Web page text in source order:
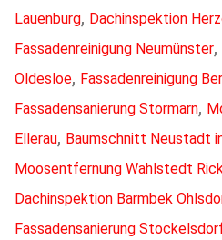
Lauenburg, Dachinspektion
Fassadenreinigung Neumünster,
Oldesloe, Fassadenreinigung
Fassadensanierung Stormarn,
Ellerau, Baumschnitt Neustadt
Moosentfernung Wahlstedt
Dachinspektion Barmbek
Fassadensanierung